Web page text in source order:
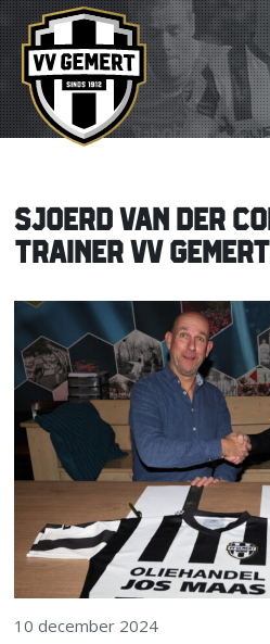
SJOERD VAN DER
TRAINER VV
10 december 2024